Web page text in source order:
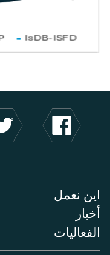
اين نعمل
أخبار
الفعاليات